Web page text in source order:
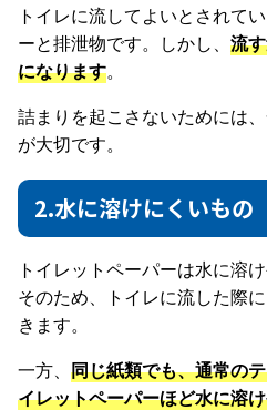
トイレに流してよいとされて
ーと排泄物です。しかし、 流
になります。
詰まりを起こさないためには
が大切です。
2.水に溶けにくいもの
トイレットペーパーは水に溶
そのため、トイレに流した際
きます。
一方、 同じ紙類でも、通常の
イレットペーパーほど水に溶